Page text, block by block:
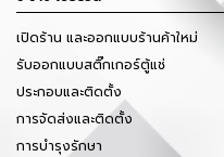
เปิดร้าน และออกแบบร้านค้าใหม่
รับออกแบบสติ๊กเกอร์ตู้แช่
ประกอบและติดตั้ง
การจัดส่งและติดตั้ง
การบำรุงรักษา